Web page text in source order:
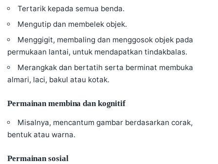
Tertarik kepada semua benda.
Mengutip dan membelek objek.
Menggigit, membaling dan menggosok objek pada
permukaan lantai, untuk mendapatkan tindakbalas.
Merangkak dan bertatih serta berminat membuka
almari, laci, bakul atau kotak.
Permainan membina dan kognitif
Misalnya, mencantum gambar berdasarkan corak,
bentuk atau warna.
Permainan sosial